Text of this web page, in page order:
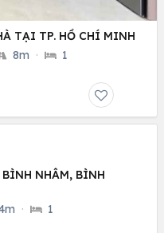
TẠI TP. HỒ CHÍ MINH
8m · 1
NHÂM, BÌNH
· 1